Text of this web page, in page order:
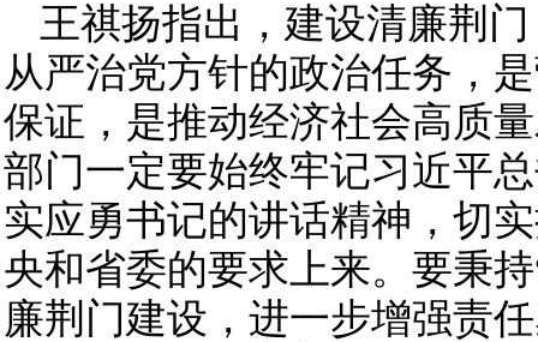
王祺扬指出，建设清廉荆
从严治党方针的政治任务，
保证，是推动经济社会高质
部门一定要始终牢记习近平
实应勇书记的讲话精神，切
央和省委的要求上来。要秉
廉荆门建设，进一步增强责